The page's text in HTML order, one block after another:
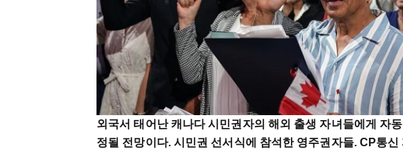
외국서 태어난 캐나다 시민권자의 해외 출생 자녀들에게 자
정될 전망이다. 시민권 선서식에 참석한 영주권자들. CP통